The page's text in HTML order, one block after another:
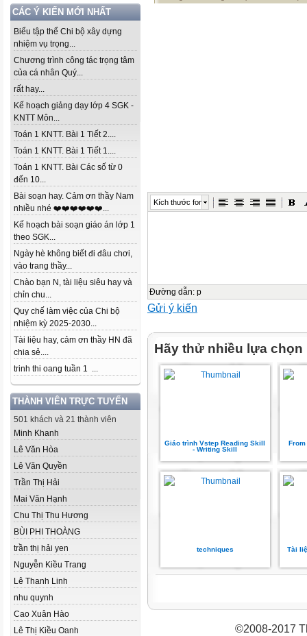
CÁC Ý KIẾN MỚI NHẤT
Biểu tập thể Chi bộ xây dựng
nhiệm vụ trọng...
Chương trình công tác trọng tâm
của cá nhân Quý...
rất hay...
Kế hoạch giảng dạy lớp 4 SGK -
KNTT Môn...
Toán 1 KNTT. Bài 1 Tiết 2....
Toán 1 KNTT. Bài 1 Tiết 1....
Toán 1 KNTT. Bài Các số từ 0
đến 10...
Bài soạn hay. Cảm ơn thầy Nam
nhiều nhé ❤️❤️❤️❤️❤️❤️...
Kế hoạch bài soạn giáo án lớp 1
theo SGK...
Ngày hè không biết đi đâu chơi,
vào trang thầy...
Chào bạn N, tài liệu siêu hay và
chỉn chu...
Quy chế làm việc của Chi bộ
nhiệm kỳ 2025-2030...
Tài liệu hay, cảm ơn thầy HN đã
chia sẻ....
trinh thi oang tuần 1 ...
THÀNH VIÊN TRỰC TUYẾN
501 khách và 21 thành viên
Minh Khanh
Lê Văn Hòa
Lê Văn Quyền
Trần Thị Hải
Mai Văn Hạnh
Chu Thị Thu Hương
BÙI PHI THOÀNG
trần thị hải yen
Nguyễn Kiều Trang
Lê Thanh Linh
nhu quynh
Cao Xuân Hào
Lê Thị Kiều Oanh
Kích thước font
Đường dẫn: p
Gửi ý kiến
Hãy thử nhiều lựa chọn
Giáo trình Vstep Reading Skill
- Writing Skill
techniques Tài
©2008-2017